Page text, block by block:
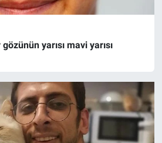
yarısı mavi yarısı